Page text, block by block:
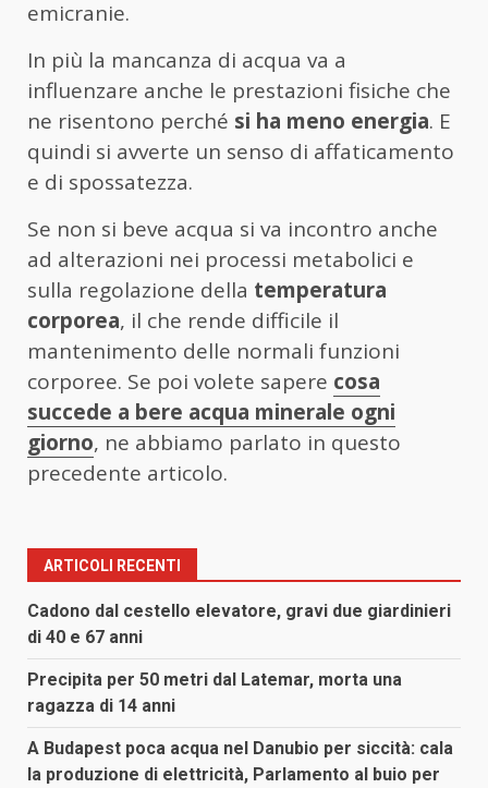
emicranie.
In più la mancanza di acqua va a
influenzare anche le prestazioni fisiche che
ne risentono perché si ha meno energia. E
quindi si avverte un senso di affaticamento
e di spossatezza.
Se non si beve acqua si va incontro anche
ad alterazioni nei processi metabolici e
sulla regolazione della temperatura
corporea, il che rende difficile il
mantenimento delle normali funzioni
corporee. Se poi volete sapere cosa
succede a bere acqua minerale ogni
giorno, ne abbiamo parlato in questo
precedente articolo.
ARTICOLI RECENTI
Cadono dal cestello elevatore, gravi due giardinieri
di 40 e 67 anni
Precipita per 50 metri dal Latemar, morta una
ragazza di 14 anni
A Budapest poca acqua nel Danubio per siccità: cala
la produzione di elettricità, Parlamento al buio per